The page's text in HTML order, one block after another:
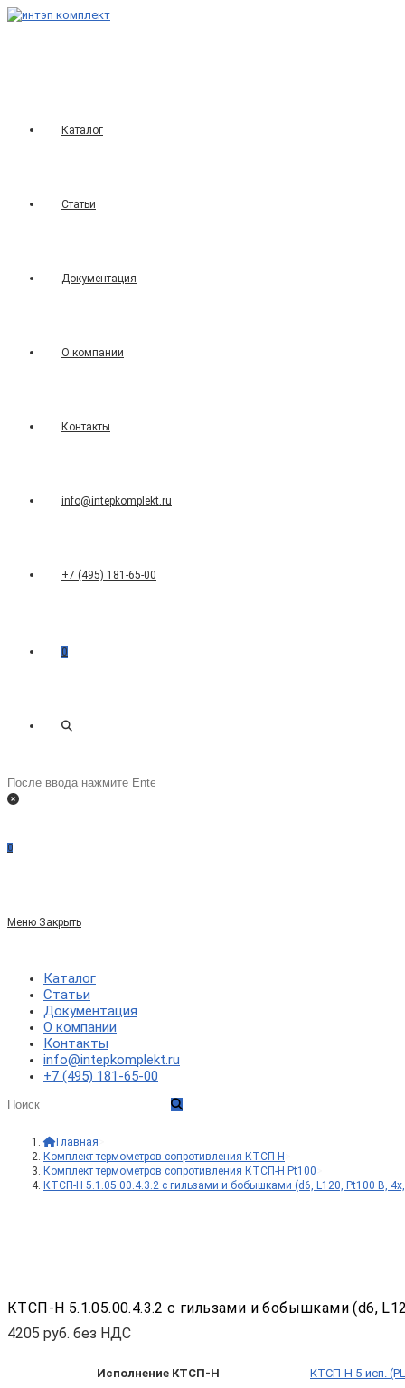
Перейти
Каталог
Статьи
Документация
О компании
Контакты
info@intepkomplekt.ru
+7 (495) 181-65-00
0
Переключить
сайту
Поиск
на
0
Меню Закрыть
Каталог
Статьи
Документация
О компании
Контакты
info@intepkomplekt.ru
+7 (495) 181-65-00
Главная
Комплект термометров сопротивления КТСП-Н
Комплект термометров сопротивления КТСП-Н Pt100
КТСП-Н 5.1.05.00.4.3.2 с гильзами и бобышками (d6, L120, Pt100 B,
КТСП-Н 5.1.05.00.4.3.2 с гильзами и бобышками (d6,
4205 руб. без НДС
Исполнение КТСП-Н КТСП-Н 5-исп.